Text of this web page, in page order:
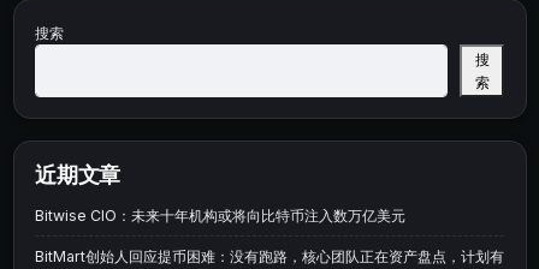
搜索
搜
索
近期文章
Bitwise CIO：未来十年机构或将向比特币注入数万亿美元
BitMart创始人回应提币困难：没有跑路，核心团队正在资产盘点，计划有